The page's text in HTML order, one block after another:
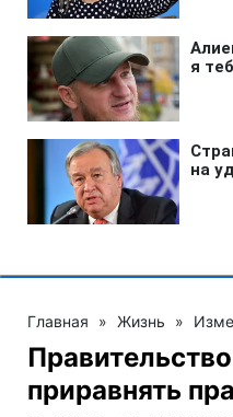
Главная » Жизнь »
приравнять